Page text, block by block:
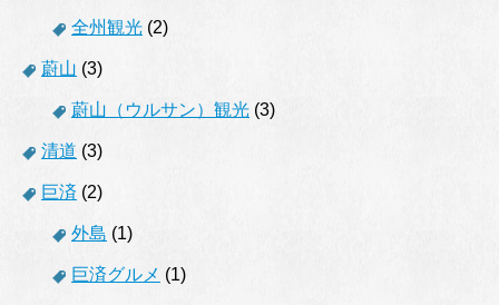
全州観光 (2)
蔚山 (3)
蔚山（ウルサン）観光 (3)
清道 (3)
巨済 (2)
外島 (1)
巨済グルメ (1)